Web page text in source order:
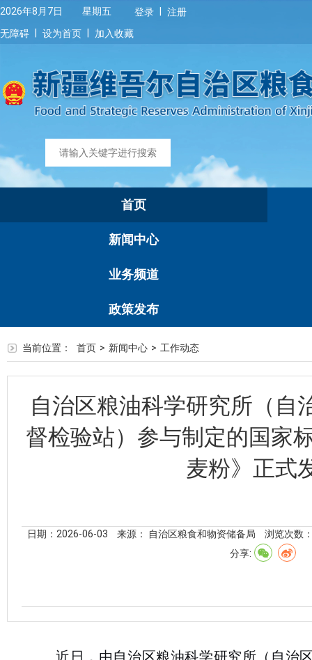
2026年8月7日 星期五 登录
注册
无障碍
设为首页 加入收藏
首页
新闻中心
业务频道
政策发布
当前位置： 首页 > 新闻中心 > 工作动态
自治区粮油科学研究所（自
督检验站）参与制定的国家
麦粉》正式
日期：2026-06-03 来源： 自治区粮食和物资储备局
浏览次数
分享:
近 日， 由自治区粮油科学研究所 （ 自治